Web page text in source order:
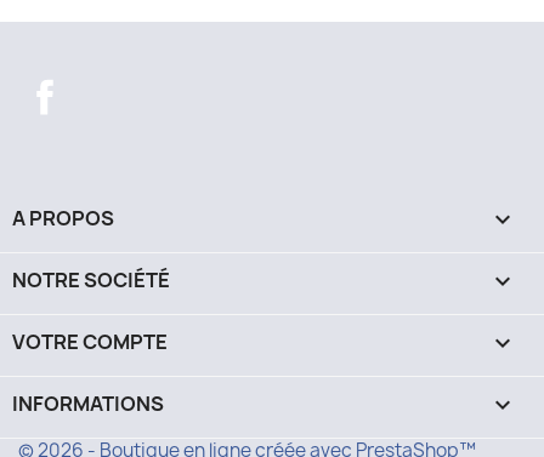
A PROPOS 
NOTRE SOCIÉTÉ 
VOTRE COMPTE 
INFORMATIONS keyboard_arrow_down
© 2026 - Boutique en ligne créée avec PrestaShop™